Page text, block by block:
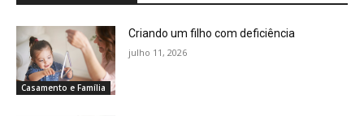
Casamento e Família
Criando um filho com deficiência
julho 11, 2026